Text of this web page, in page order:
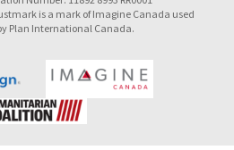
is a mark of Imagine Canada used
Plan International Canada.